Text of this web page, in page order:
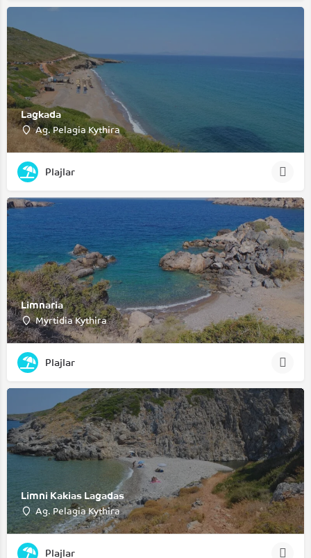
Lagkada
Ag. Pelagia Kythira
Plajlar
Limnaria
Myrtidia Kythira
Plajlar
Limni Kakias Lagadas
Ag. Pelagia Kythira
Plajlar